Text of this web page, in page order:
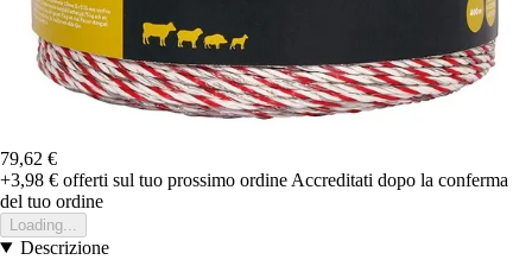
79,62 €
+3,98 € offerti sul tuo prossimo ordine Accreditati dopo la conferma
del tuo ordine
Loading...
Descrizione